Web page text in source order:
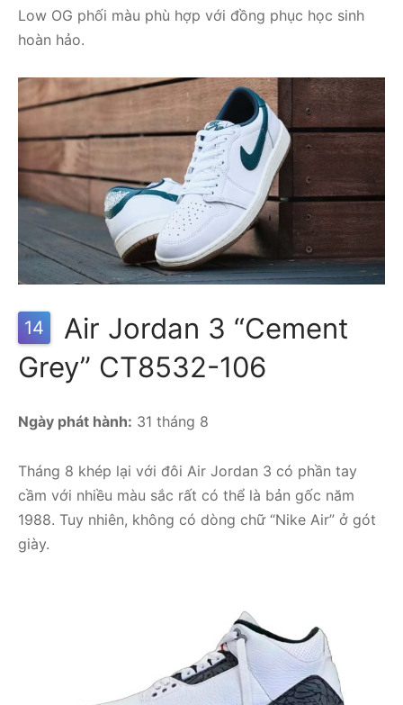
Low OG phối màu phù hợp với đồng phục học sinh
hoàn hảo.
14
Air Jordan 3 “Cement
Grey” CT8532-106
Ngày phát hành: 31 tháng 8
Tháng 8 khép lại với đôi Air Jordan 3 có phần tay
cầm với nhiều màu sắc rất có thể là bản gốc năm
1988. Tuy nhiên, không có dòng chữ “Nike Air” ở gót
giày.